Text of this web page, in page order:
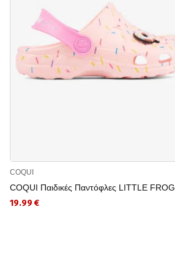
COQUI
COQUI Παιδικές Παντόφλες LITTLE FROG
19.99 €